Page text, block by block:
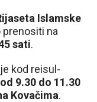
Islamske
prenositi na
sati.
kod reisul-
od 9.30 do 11.30
Kovačima.